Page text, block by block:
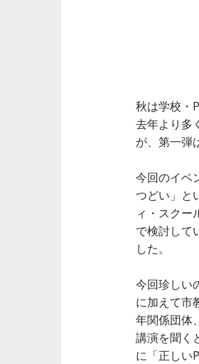
秋は学校・
去年より多
が、第一弾
今回のイベ
つどい」と
ィ・スクー
で検討して
した。
今回珍しい
に加えて市
年関係団体
講演を聞く
に「正しい